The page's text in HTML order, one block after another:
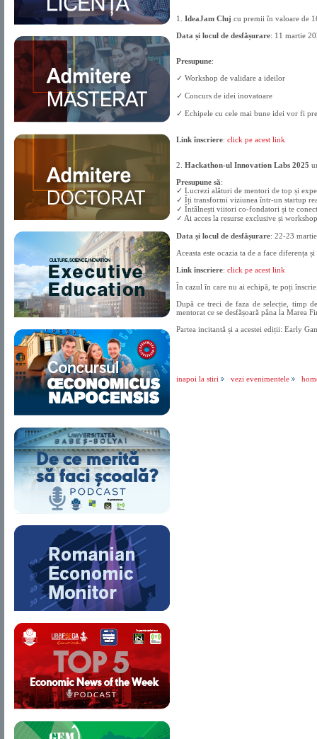
1. IdeaJam Cluj cu premii în valoare de
Data și locul de desfășurare: 11 martie
Presupune:
✓ Workshop de validare a ideilor
✓ Concurs de idei inovatoare
✓ Echipele cu cele mai bune idei vor fi
Link înscriere: click pe acest link
2. Hackathon-ul Innovation Labs 2025
Presupune să:
✓ Lucrezi alături de mentori de top și
✓ Îți transformi viziunea într-un startup
✓ Întâlnești viitori co-fondatori și te
✓ Ai acces la resurse exclusive și
Data și locul de desfășurare: 22-23
Aceasta este ocazia ta de a face diferența
Link înscriere: click pe acest link
În cazul în care nu ai echipă, te poți
După ce treci de faza de selecție, timp
mentorat ce se desfășoară pâna la Marea
Partea incitantă și a acestei ediții: Early
inapoi la stiri vezi evenimentele